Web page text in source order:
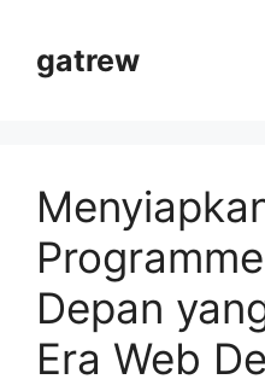
gatrew
Depan
Era Web